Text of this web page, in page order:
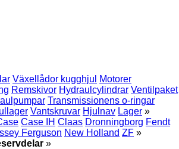
Växellådor kugghjul
Motorer
Remskivor Hydraulcylindrar Ventilpaket
Transmissionens o-ringar
Vantskruvar Hjulnav Lager »
Case IH Claas Dronningborg Fendt
Ferguson New Holland ZF »
»